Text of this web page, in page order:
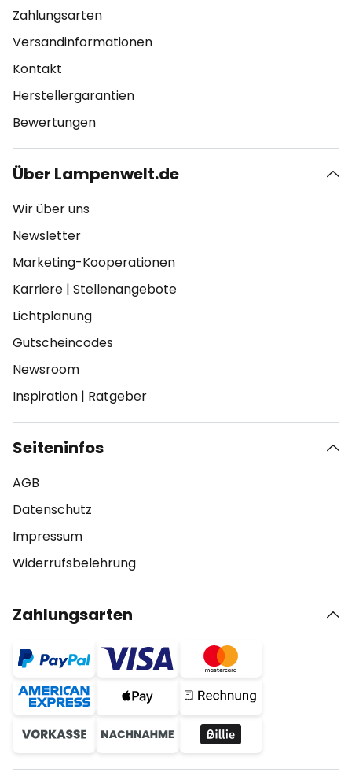
Zahlungsarten
Versandinformationen
Kontakt
Herstellergarantien
Bewertungen
Über Lampenwelt.de
Wir über uns
Newsletter
Marketing-Kooperationen
Karriere | Stellenangebote
Lichtplanung
Gutscheincodes
Newsroom
Inspiration | Ratgeber
Seiteninfos
AGB
Datenschutz
Impressum
Widerrufsbelehrung
Zahlungsarten